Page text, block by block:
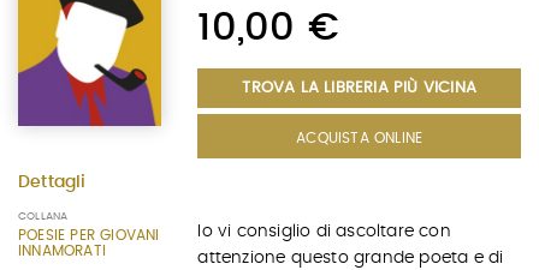
Dettagli
COLLANA
POESIE PER GIOVANI
INNAMORATI
10,00 €
TROVA LA LIBRERIA PIÙ VICINA
ACQUISTA ONLINE
Io vi consiglio di ascoltare con
attenzione questo grande poeta e di